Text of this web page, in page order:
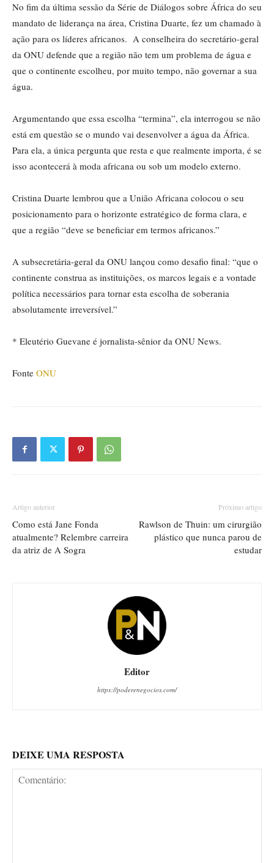
No fim da última sessão da Série de Diálogos sobre África do seu
mandato de liderança na área, Cristina Duarte, fez um chamado à
ação para os líderes africanos. A conselheira do secretário-geral
da ONU defende que a região não tem um problema de água e
que o continente escolheu, por muito tempo, não governar a sua
água.
Argumentando que essa escolha “termina”, ela interrogou se não
está em questão se o mundo vai desenvolver a água da África.
Para ela, a única pergunta que resta e que realmente importa, é se
isso acontecerá à moda africana ou sob um modelo externo.
Cristina Duarte lembrou que a União Africana colocou o seu
posicionamento para o horizonte estratégico de forma clara, e
que a região “deve se beneficiar em termos africanos.”
A subsecretária-geral da ONU lançou como desafio final: “que o
continente construa as instituições, os marcos legais e a vontade
política necessários para tornar esta escolha de soberania
absolutamente irreversível.”
* Eleutério Guevane é jornalista-sênior da ONU News.
Fonte ONU
Artigo anterior
Como está Jane Fonda
atualmente? Relembre carreira
da atriz de A Sogra
Próximo artigo
Rawlson de Thuin: um cirurgião
plástico que nunca parou de
estudar
Editor
https://poderenegocios.com/
DEIXE UMA RESPOSTA